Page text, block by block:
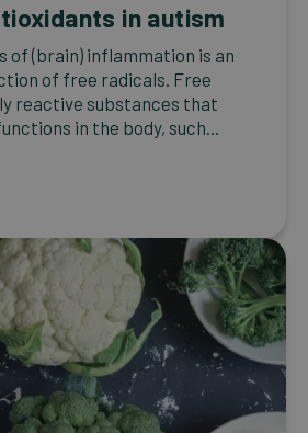
in autism
of (brain) inflammation is an
of free radicals. Free
reactive substances that
in the body, such...